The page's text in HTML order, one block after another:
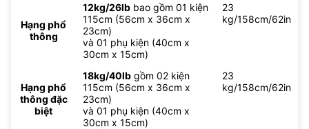
Hạng phổ
thông
12kg/26lb bao gồm 01 kiện
115cm (56cm x 36cm x
23cm)
và 01 phụ kiện (40cm x
30cm x 15cm)
23
kg/158cm/62in
Hạng phổ
thông đặc
biệt
18kg/40lb gồm 02 kiện
115cm (56cm x 36cm x
23cm)
và 01 phụ kiện (40cm x
30cm x 15cm)
23
kg/158cm/62in